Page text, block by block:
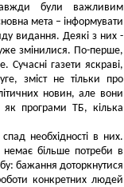
були важливим
мета – інформувати
видання. Деякі з них -
змінилися. По-перше,
Сучасні газети яскраві,
зміст не тільки про
новин, але вони
як програми ТБ, кілька
необхідності в них.
більше потреби в
бажання доторкнутися
конкретних людей